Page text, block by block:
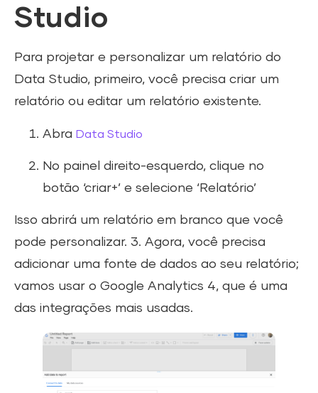
Studio
Para projetar e personalizar um relatório do
Data Studio, primeiro, você precisa criar um
relatório ou editar um relatório existente.
Abra Data Studio
No painel direito-esquerdo, clique no
botão ‘criar+’ e selecione ‘Relatório’
Isso abrirá um relatório em branco que você
pode personalizar. 3. Agora, você precisa
adicionar uma fonte de dados ao seu relatório;
vamos usar o Google Analytics 4, que é uma
das integrações mais usadas.